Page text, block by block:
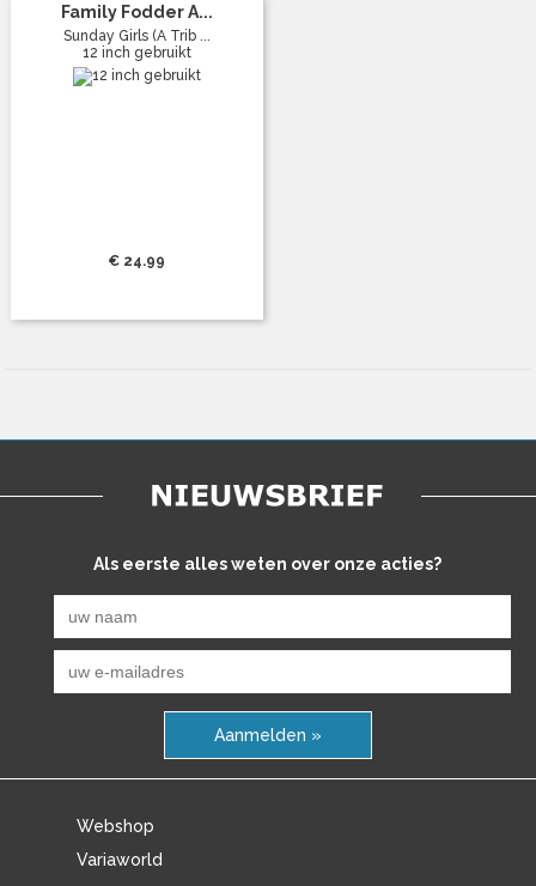
Family Fodder A...
Sunday Girls (A Trib ...
12 inch gebruikt
€ 24.99
Als eerste alles weten over onze acties?
Aanmelden »
Webshop
Variaworld